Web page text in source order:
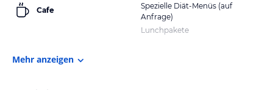
Cafe
Spezielle Diät-Menüs (auf
Anfrage)
Lunchpakete
Mehr anzeigen